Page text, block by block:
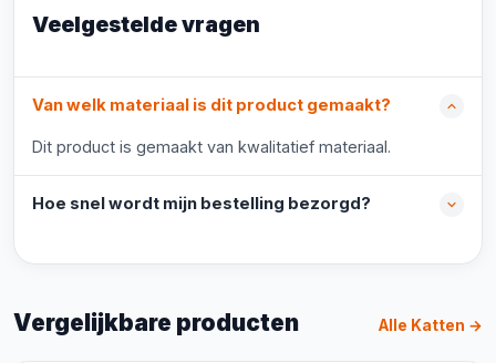
Veelgestelde vragen
Van welk materiaal is dit product gemaakt?
Dit product is gemaakt van kwalitatief materiaal.
Hoe snel wordt mijn bestelling bezorgd?
Vergelijkbare producten Alle Katten →